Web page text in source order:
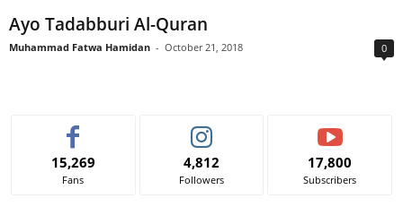
Ayo Tadabburi Al-Quran
Muhammad Fatwa Hamidan - October 21, 2018 0
15,269
Fans
4,812
Followers
17,800
Subscribers